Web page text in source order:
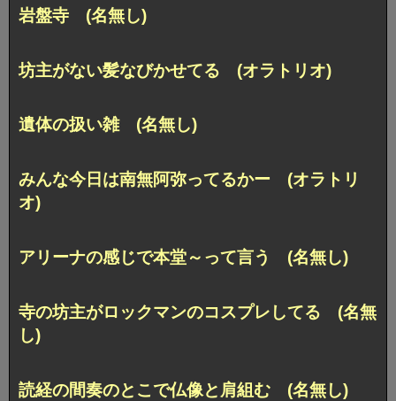
岩盤寺 (名無し)
坊主がない髪なびかせてる (オラトリオ)
遺体の扱い雑 (名無し)
みんな今日は南無阿弥ってるかー (オラトリ
オ)
アリーナの感じで本堂～って言う (名無し)
寺の坊主がロックマンのコスプレしてる (名無
し)
読経の間奏のとこで仏像と肩組む (名無し)